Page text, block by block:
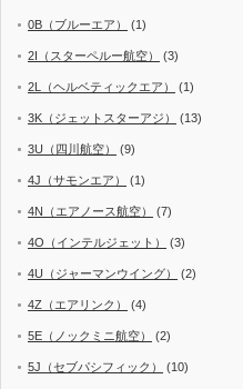
0B（ブルーエア） (1)
2I（スターペルー航空） (3)
2L（ヘルベティックエア） (1)
3K（ジェットスターアジ） (13)
3U（四川航空） (9)
4J（サモンエア） (1)
4N（エアノース航空） (7)
4O（インテルジェット） (3)
4U（ジャーマンウイング） (2)
4Z（エアリンク） (4)
5E（ノックミニ航空） (2)
5J（セブパシフィック） (10)